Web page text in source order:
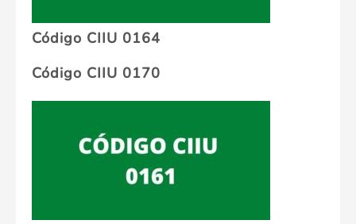
Código CIIU 0164
Código CIIU 0170